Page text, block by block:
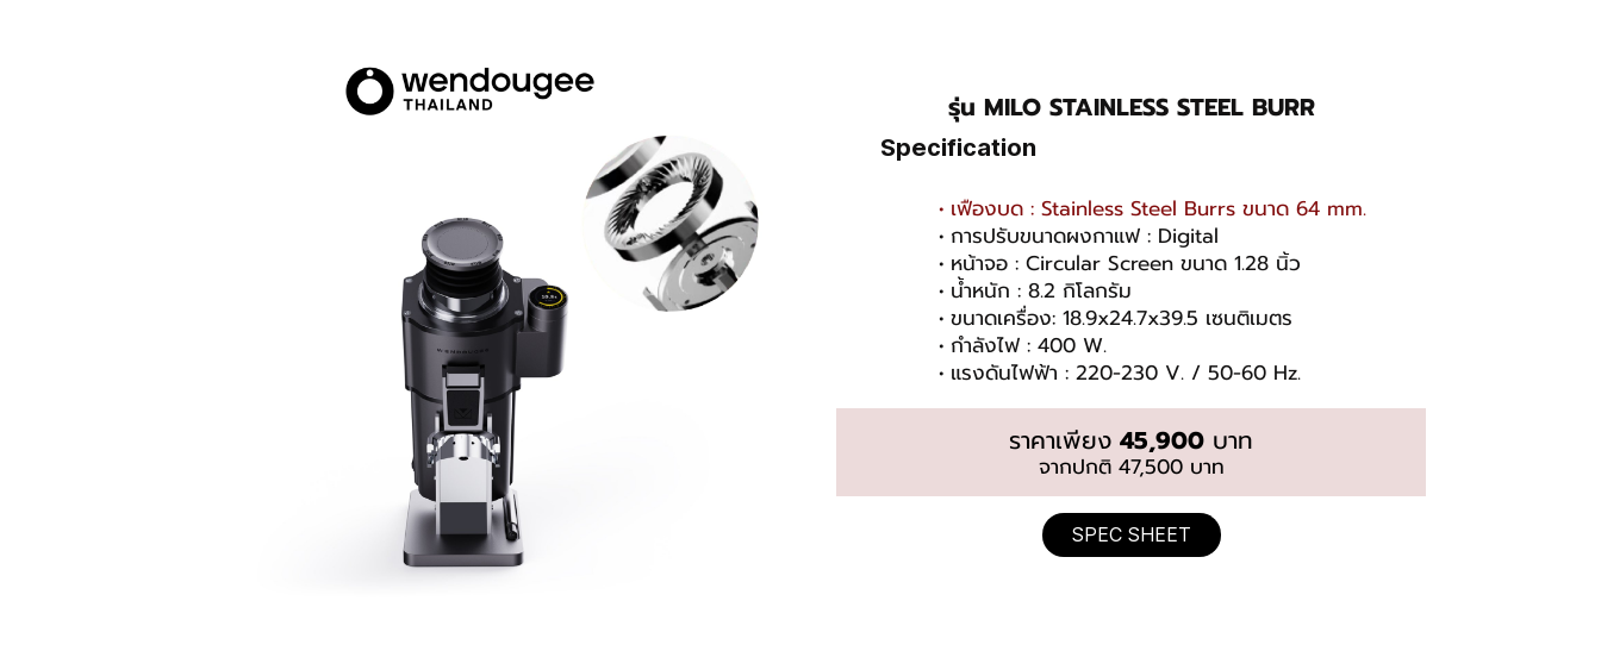
รุ่น MILO STAINLESS STEEL BURR
Specification
เฟืองบด : Stainless Steel Burrs ขนาด 64 mm.
การปรับขนาดผงกาแฟ : Digital
หน้าจอ : Circular Screen ขนาด 1.28 นิ้ว
น้ำหนัก : 8.2 กิโลกรัม
ขนาดเครื่อง: 18.9x24.7x39.5 เซนติเมตร
กำลังไฟ : 400 W.
แรงดันไฟฟ้า : 220-230 V. / 50-60 Hz.
ราคาเพียง 45,900 บาท
จากปกติ 47,500 บาท
SPEC SHEET